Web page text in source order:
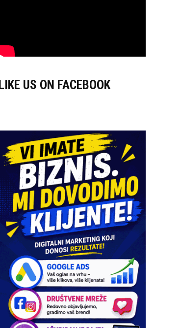
LIKE US ON FACEBOOK